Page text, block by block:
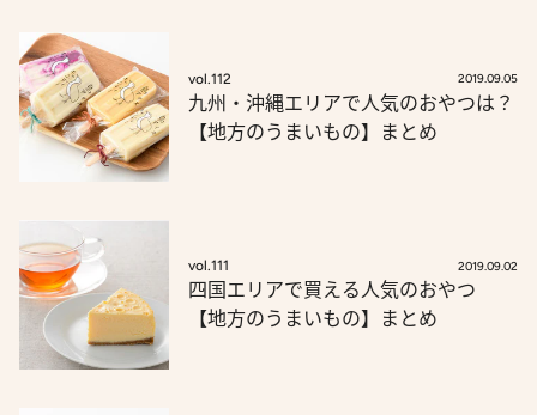
vol.112 2019.09.05
九州・沖縄エリアで人気のおやつは？
【地方のうまいもの】まとめ
vol.111 2019.09.02
四国エリアで買える人気のおやつ
【地方のうまいもの】まとめ